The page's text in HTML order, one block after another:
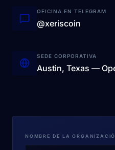
OFICINA EN TELEGRAM
@xeriscoin
SEDE CORPORATIVA
Austin, Texas —
NOMBRE DE LA